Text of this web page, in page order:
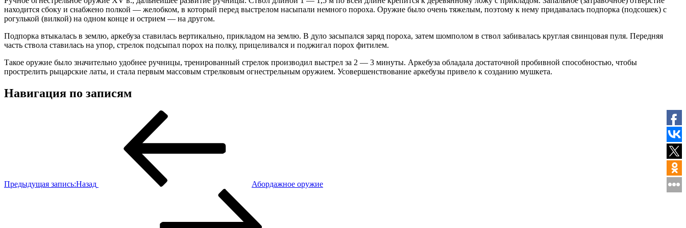
находится сбоку и снабжено полкой — желобком, в который перед выстрелом насыпали немного пороха. Оружие было очень тяжелым, поэтому к нему придавалась подпорка (подсошек) с
рогулькой (вилкой) на одном конце и острием — на другом.
Подпорка втыкалась в землю, аркебуза ставилась вертикально, прикладом на землю. В дуло засыпался заряд пороха, затем шомполом в ствол забивалась круглая свинцовая пуля. Передняя
часть ствола ставилась на упор, стрелок подсыпал порох на полку, прицеливался и поджигал порох фитилем.
Такое оружие было значительно удобнее ручницы, тренированный стрелок производил выстрел за 2 — 3 минуты. Аркебуза обладала достаточной пробивной способностью, чтобы
прострелить рыцарские латы, и стала первым массовым стрелковым огнестрельным оружием. Усовершенствование аркебузы привело к созданию мушкета.
Навигация по записям
Предыдущая запись:Назад Абордажное оружие